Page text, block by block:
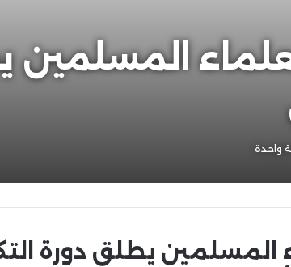
لعلماء
واحدة
المسلمين يطلق دورة